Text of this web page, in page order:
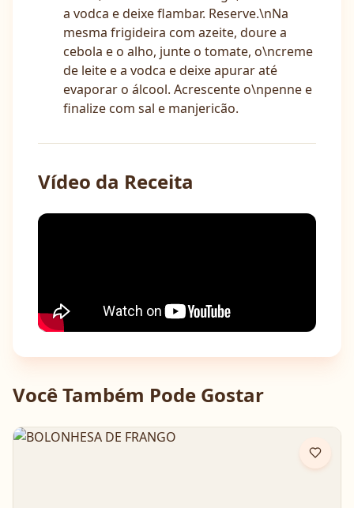
a vodca e deixe flambar. Reserve.\nNa
mesma frigideira com azeite, doure a
cebola e o alho, junte o tomate, o\ncreme
de leite e a vodca e deixe apurar até
evaporar o álcool. Acrescente o\npenne e
finalize com sal e manjericão.
Vídeo da Receita
Você Também Pode Gostar